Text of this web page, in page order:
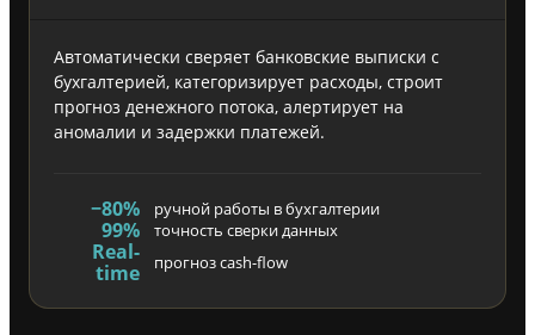
Автоматически сверяет банковские выписки с
бухгалтерией, категоризирует расходы, строит
прогноз денежного потока, алертирует на
аномалии и задержки платежей.
−80% ручной работы в бухгалтерии
99% точность сверки данных
Real-
time
прогноз cash-flow